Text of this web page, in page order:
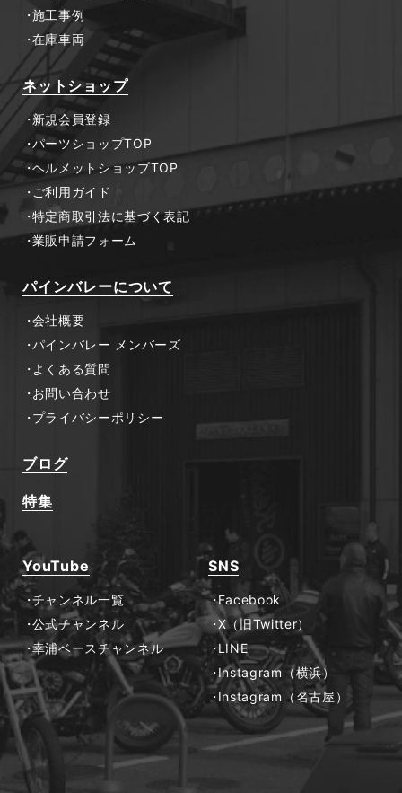
施工事例
在庫車両
ネットショップ
新規会員登録
パーツショップTOP
ヘルメットショップTOP
ご利用ガイド
特定商取引法に基づく表記
業販申請フォーム
パインバレーについて
会社概要
パインバレー メンバーズ
よくある質問
お問い合わせ
プライバシーポリシー
ブログ
特集
YouTube
チャンネル一覧
公式チャンネル
幸浦ベースチャンネル
SNS
Facebook
X（旧Twitter）
LINE
Instagram（横浜）
Instagram（名古屋）